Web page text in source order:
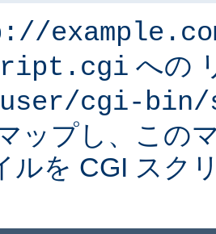
への
user/cgi-
ップし、この
ルを CGI スク